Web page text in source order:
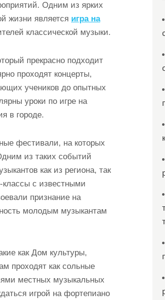
Одним из ярких
жизни является игра на
классической музыки.
прекрасно подходит
проходят концерты,
учеников до опытных
уроки по игре на
в городе.
фестивали, на которых
из таких событий
как из региона, так
классы с известными
признание на
молодым музыкантам
как Дом культуры,
проходят как сольные
местных музыкальных
игрой на фортепиано